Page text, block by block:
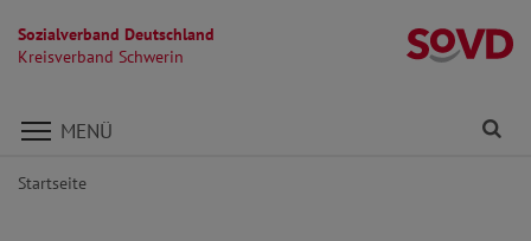
Sozialverband Deutschland
Kreisverband Schwerin
Direkt zu den Inhalten springen
MENÜ
Startseite